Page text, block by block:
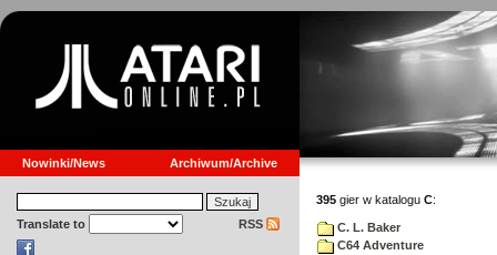
Nowinki/News Archiwum/Archive
Translate to RSS
395 gier w katalogu C:
C. L. Baker
C64 Adventure